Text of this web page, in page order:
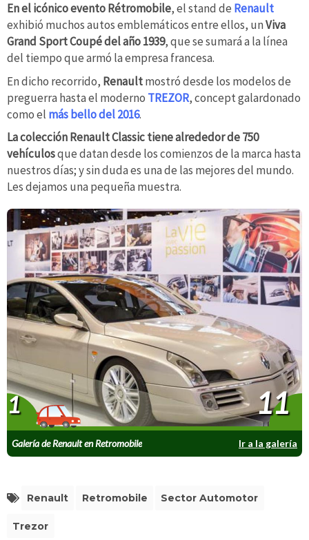
En el icónico evento Rétromobile, el stand de Renault
exhibió muchos autos emblemáticos entre ellos, unViva
Grand Sport Coupé del año 1939, que se sumará a la línea
del tiempo que armó la empresa francesa.
En dicho recorrido, Renaultmostró desde los modelos de
preguerra hasta el moderno TREZOR, concept galardonado
como el más bello del 2016.
La colección Renault Classic tiene alrededor de 750
vehículosque datan desde los comienzos de la marca hasta
nuestros días; y sin duda es una de las mejores del mundo.
Les dejamos una pequeña muestra.
Galería de Renault en Retromobile Ir a la galería
1 11
Renault Retromobile Sector Automotor
Trezor